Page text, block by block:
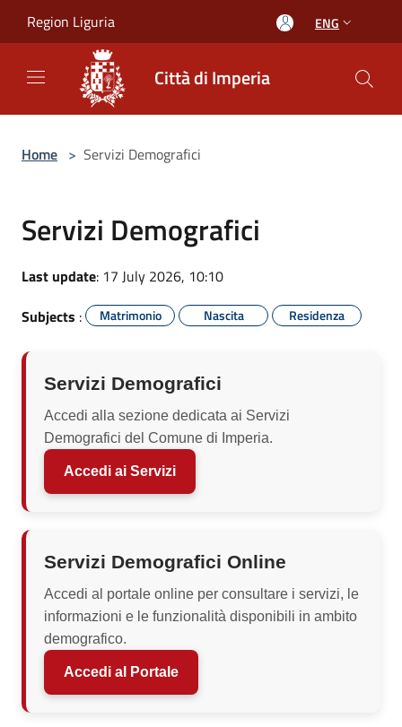
Region Liguria ENG
Città di Imperia
Home > Servizi Demografici
Servizi Demografici
Last update: 17 July 2026, 10:10
Subjects : Matrimonio Nascita Residenza
Servizi Demografici
Accedi alla sezione dedicata ai Servizi
Demografici del Comune di Imperia.
Accedi ai Servizi
Servizi Demografici Online
Accedi al portale online per consultare i servizi, le
informazioni e le funzionalità disponibili in ambito
demografico.
Accedi al Portale